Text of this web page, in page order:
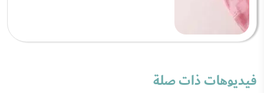
فيديوهات ذات صلة